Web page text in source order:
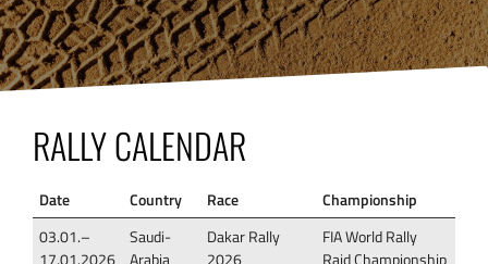
RALLY CALENDAR
Date Country Race
Championship
03.01.–
17.01.2026
Saudi-
Arabia
Dakar Rally
2026
FIA World Rally
Raid Championship